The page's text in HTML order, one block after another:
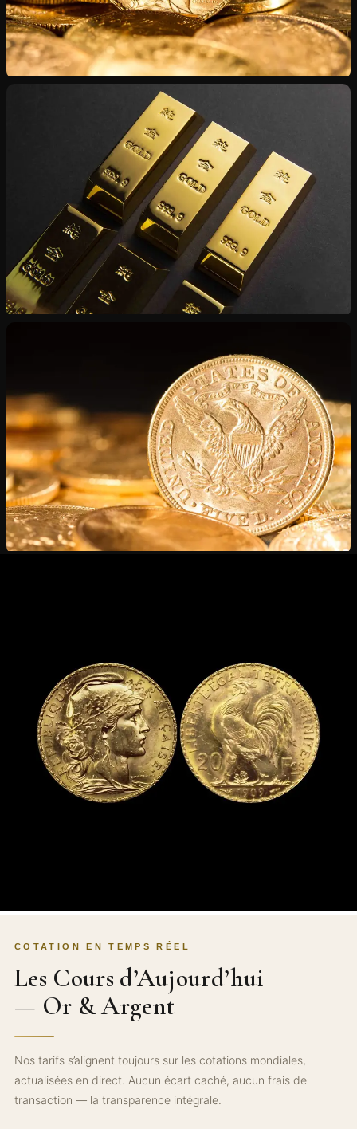
Napoléons, Souverains, Dollars — certificats inclus
Or et argent certifiés — du lingotine au kilogramme
COTATION EN TEMPS RÉEL
Les Cours d’Aujourd’hui
— Or & Argent
Nos tarifs s’alignent toujours sur les cotations mondiales,
actualisées en direct. Aucun écart caché, aucun frais de
transaction — la transparence intégrale.